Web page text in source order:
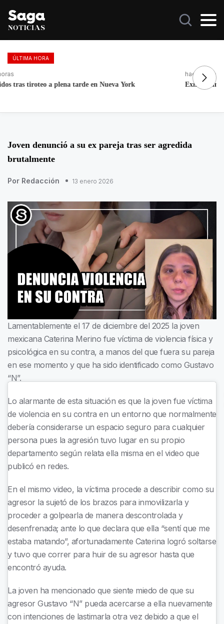
ÚLTIMA HORA
hace 14 horas
Exintegrante de la GN denuncia corrupción e irregularidades
Joven denunció a su ex pareja tras ser agredida
brutalmente
Por Redacción 13 enero 2026
Lamentablemente el 17 de diciembre del 2025 la joven
mexicana Caterina Merino fue víctima de violencia física y
psicológica en su contra, a manos del que fuera su pareja
en ese momento y que ha sido identificado como Gustavo
“N”.
Lo alarmante de esta situación es que la joven fue víctima
de violencia en su contra en un entorno que normalmente
debería considerarse un espacio seguro para cualquier
persona pues la agresión tuvo lugar en su propio
departamento según relata ella misma en el video que
publicó en redes.
En el mismo video, la víctima procede a describir como su
agresor la sujetó de los brazos para inmovilizarla y
proceder a golpearla de manera descontrolada y
desenfrenada; ante lo que declara que ella “sentí que me
estaba matando”, afortunadamente Caterina logró soltarse
y tuvo que correr para huir de su agresor hasta que
encontró ayuda.
La joven ha mencionado que siente miedo de que su
agresor Gustavo “N” pueda acercarse a ella nuevamente
con intenciones de lastimarla otra vez debido a que el